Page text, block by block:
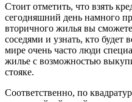
Стоит отметить, что взять
сегодняшний день намного
вторичного жилья вы
соседями и узнать, кто будет
мире очень часто люди
жилье с возможностью
стояке.
Соответственно, по